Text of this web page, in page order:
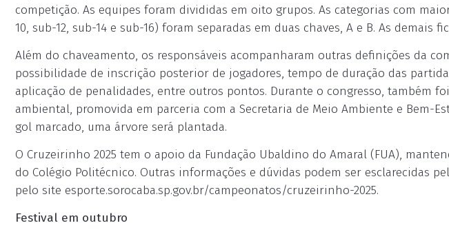
competição. As equipes foram divididas em oito grupos. As categorias com
10, sub-12, sub-14 e sub-16) foram separadas em duas chaves, A e B. As demais
Além do chaveamento, os responsáveis acompanharam outras definições da
possibilidade de inscrição posterior de jogadores, tempo de duração das
aplicação de penalidades, entre outros pontos. Durante o congresso, também
ambiental, promovida em parceria com a Secretaria de Meio Ambiente e Bem-
gol marcado, uma árvore será plantada.
O Cruzeirinho 2025 tem o apoio da Fundação Ubaldino do Amaral (FUA),
do Colégio Politécnico. Outras informações e dúvidas podem ser esclarecidas
pelo site esporte.sorocaba.sp.gov.br/campeonatos/cruzeirinho-2025.
Festival em outubro